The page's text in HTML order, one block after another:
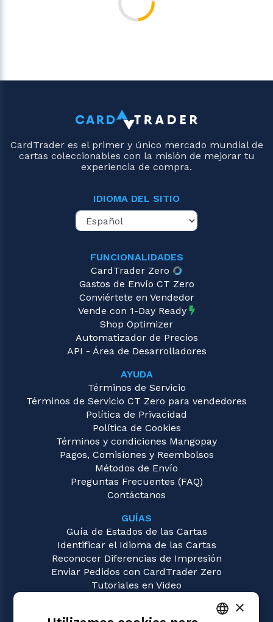
CardTrader es el primer y único mercado mundial de
cartas coleccionables con la misión de mejorar tu
experiencia de compra.
IDIOMA DEL SITIO
FUNCIONALIDADES
CardTrader Zero
Gastos de Envío CT Zero
Conviértete en Vendedor
Vende con 1-Day Ready
Shop Optimizer
Automatizador de Precios
API - Área de Desarrolladores
AYUDA
Términos de Servicio
Términos de Servicio CT Zero para vendedores
Política de Privacidad
Política de Cookies
Términos y condiciones Mangopay
Pagos, Comisiones y Reembolsos
Métodos de Envío
Preguntas Frecuentes (FAQ)
Contáctanos
GUÍAS
Guía de Estados de las Cartas
Identificar el Idioma de las Cartas
Reconocer Diferencias de Impresión
Enviar Pedidos con CardTrader Zero
Tutoriales en Video
×